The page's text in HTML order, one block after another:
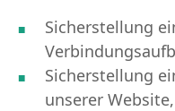
Sicherstellung
Sicherstellung
unserer Website,